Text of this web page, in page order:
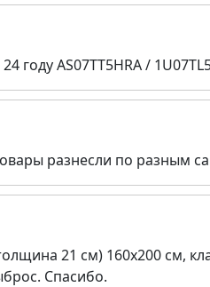
году AS07TT5HRA /
разнесли по разным
21 см) 160х200 см,
Спасибо.